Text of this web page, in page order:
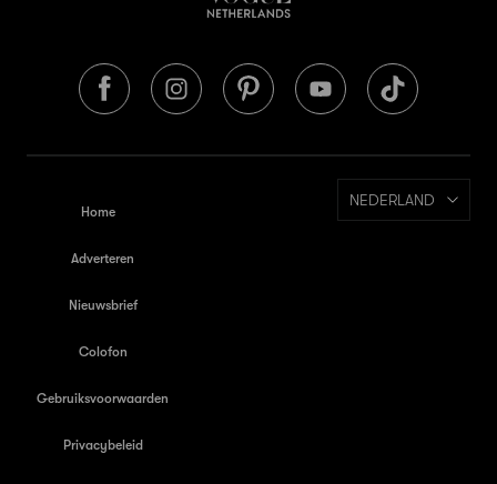
Home
Adverteren
Nieuwsbrief
Colofon
Gebruiksvoorwaarden
Privacybeleid
NEDERLAND